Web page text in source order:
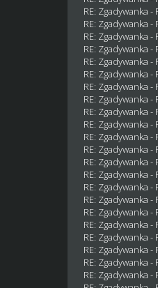
RE: Zgadywanka -
RE: Zgadywanka -
RE: Zgadywanka -
RE: Zgadywanka -
RE: Zgadywanka -
RE: Zgadywanka -
RE: Zgadywanka -
RE: Zgadywanka -
RE: Zgadywanka -
RE: Zgadywanka -
RE: Zgadywanka -
RE: Zgadywanka -
RE: Zgadywanka -
RE: Zgadywanka -
RE: Zgadywanka -
RE: Zgadywanka -
RE: Zgadywanka -
RE: Zgadywanka -
RE: Zgadywanka -
RE: Zgadywanka -
RE: Zgadywanka -
RE: Zgadywanka -